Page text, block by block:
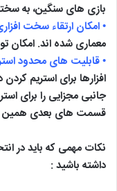
بازی های سنگین، به
• امکان ارتقاء سخت
معماری شده اند. امکان
• قابلیت های محدود
افزارها برای استریم
جانبی مجزایی را برای
قسمت های بعدی همین
نکات مهمی که باید در
داشته باشید :